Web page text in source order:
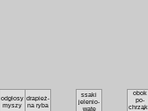
od­gło­sy
my­szy
dra­pież­
na ry­ba
ssa­ki
je­le­nio­
wa­te
obok
po­